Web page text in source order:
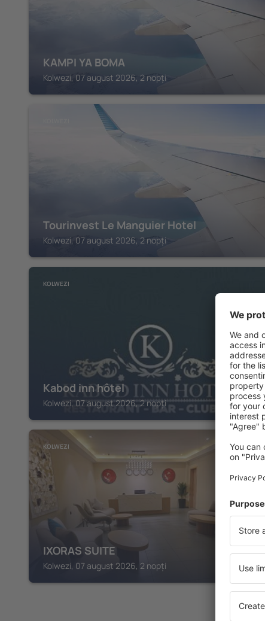
KAMPI YA BOMA
Kolwezi, 07 august 2026, 2 nopți
Tourinvest Le Manguier Hotel
Kolwezi, 07 august 2026, 2 nopți
KOLWEZI
Kabod inn hôtel
Kolwezi, 07 august 2026, 2 nopți
KOLWEZI
IXORAS SUITE
Kolwezi, 07 august 2026, 2 nopți